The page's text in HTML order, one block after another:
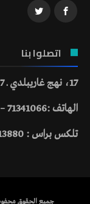
اتصلوا بنا
17، نهج غاريبلدي ـ 1007 تونس
الهاتف :71341066 – 71335025 – 71336386
تلكس براس : 13880 TN – تلفاكس :71336584
جميع الحقوق